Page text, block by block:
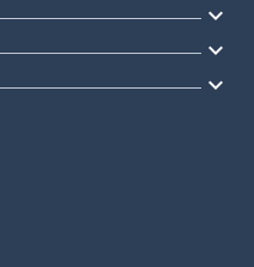


